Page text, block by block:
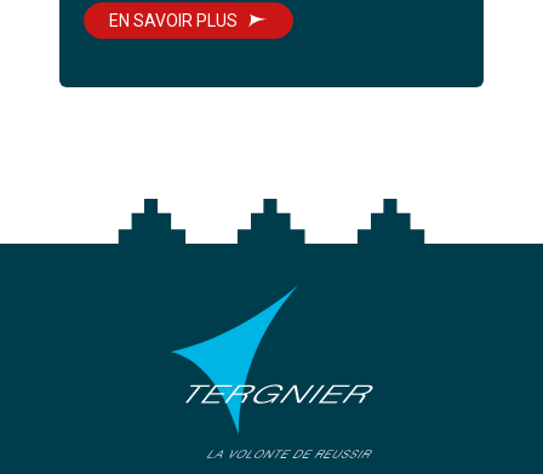
EN SAVOIR PLUS